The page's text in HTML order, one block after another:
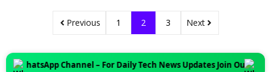
Previous 1 2 3 Next
Channel – For Daily Tech News Updates Join Our WhatsApp